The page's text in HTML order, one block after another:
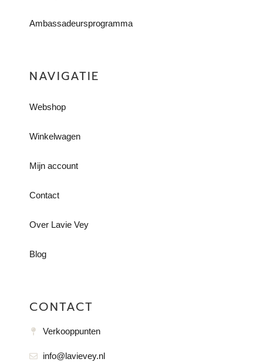
Ambassadeursprogramma
NAVIGATIE
Webshop
Winkelwagen
Mijn account
Contact
Over Lavie Vey
Blog
CONTACT
Verkooppunten
info@lavievey.nl